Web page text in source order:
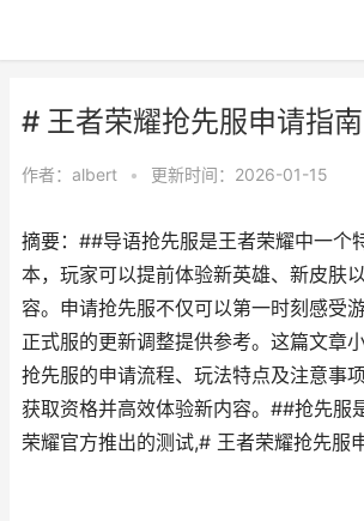
# 王者荣耀抢先服申请指南
作者： albert • 更新时间：2026-01-15
摘要：##导语抢先服是王者荣耀中一个
本，玩家可以提前体验新英雄、新皮肤
容。申请抢先服不仅可以第一时刻感受
正式服的更新调整提供参考。这篇文章
抢先服的申请流程、玩法特点及注意事
获取资格并高效体验新内容。##抢先服
荣耀官方推出的测试,# 王者荣耀抢先服